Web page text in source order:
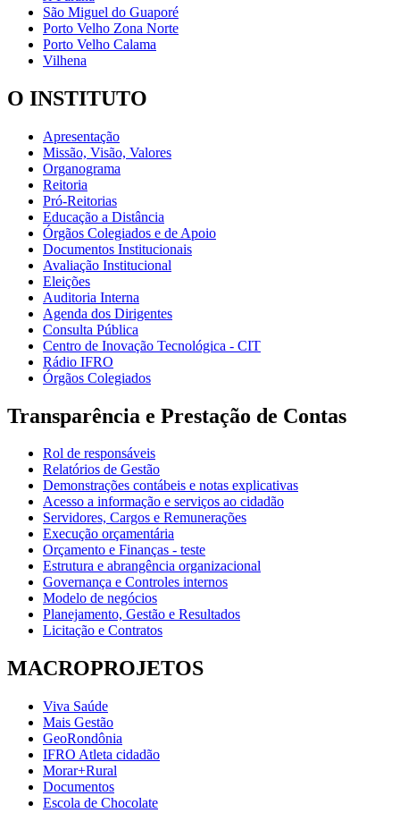
São Miguel do Guaporé
Porto Velho Zona Norte
Porto Velho Calama
Vilhena
O INSTITUTO
Apresentação
Missão, Visão, Valores
Organograma
Reitoria
Pró-Reitorias
Educação a Distância
Órgãos Colegiados e de Apoio
Documentos Institucionais
Avaliação Institucional
Eleições
Auditoria Interna
Agenda dos Dirigentes
Consulta Pública
Centro de Inovação Tecnológica - CIT
Rádio IFRO
Órgãos Colegiados
Transparência e Prestação de Contas
Rol de responsáveis
Relatórios de Gestão
Demonstrações contábeis e notas explicativas
Acesso a informação e serviços ao cidadão
Servidores, Cargos e Remunerações
Execução orçamentária
Orçamento e Finanças - teste
Estrutura e abrangência organizacional
Governança e Controles internos
Modelo de negócios
Planejamento, Gestão e Resultados
Licitação e Contratos
MACROPROJETOS
Viva Saúde
Mais Gestão
GeoRondônia
IFRO Atleta cidadão
Morar+Rural
Documentos
Escola de Chocolate